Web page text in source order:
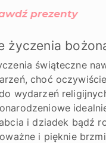
życzenia
świąteczne
choć
wydarzeń
i dziadek bądź
i pięknie